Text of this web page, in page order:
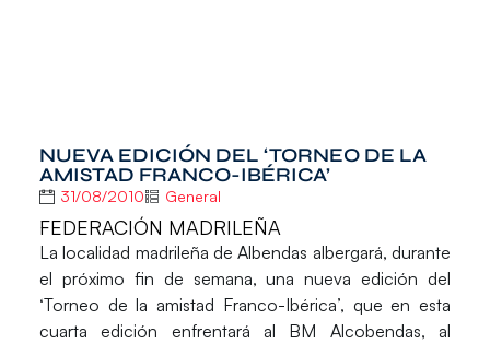
NUEVA EDICIÓN DEL ‘TORNEO DE LA
AMISTAD FRANCO-IBÉRICA’
31/08/2010 General
FEDERACIÓN MADRILEÑA
La localidad madrileña de Albendas albergará, durante
el próximo fin de semana, una nueva edición del
‘Torneo de la amistad Franco-Ibérica’, que en esta
cuarta edición enfrentará al BM Alcobendas, al